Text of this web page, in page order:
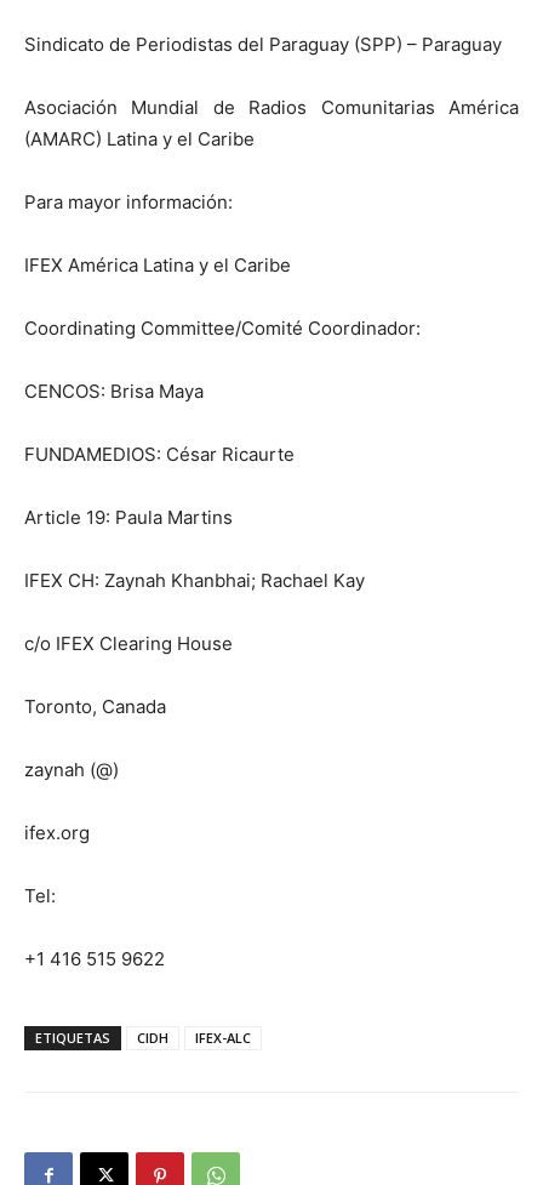
Sindicato de Periodistas del Paraguay (SPP) – Paraguay
Asociación Mundial de Radios Comunitarias América
(AMARC) Latina y el Caribe
Para mayor información:
IFEX América Latina y el Caribe
Coordinating Committee/Comité Coordinador:
CENCOS: Brisa Maya
FUNDAMEDIOS: César Ricaurte
Article 19: Paula Martins
IFEX CH: Zaynah Khanbhai; Rachael Kay
c/o IFEX Clearing House
Toronto, Canada
zaynah (@)
ifex.org
Tel:
+1 416 515 9622
ETIQUETAS CIDH IFEX-ALC